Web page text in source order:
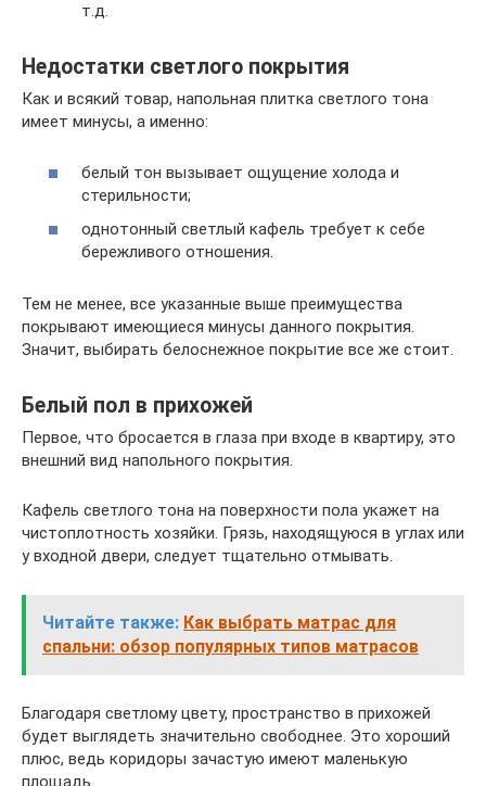
т.д.
Недостатки светлого покрытия
Как и всякий товар, напольная плитка светлого тона
имеет минусы, а именно:
белый тон вызывает ощущение холода и
стерильности;
однотонный светлый кафель требует к себе
бережливого отношения.
Тем не менее, все указанные выше преимущества
покрывают имеющиеся минусы данного покрытия.
Значит, выбирать белоснежное покрытие все же стоит.
Белый пол в прихожей
Первое, что бросается в глаза при входе в квартиру, это
внешний вид напольного покрытия.
Кафель светлого тона на поверхности пола укажет на
чистоплотность хозяйки. Грязь, находящуюся в углах или
у входной двери, следует тщательно отмывать.
Читайте также: Как выбрать матрас для
спальни: обзор популярных типов матрасов
Благодаря светлому цвету, пространство в прихожей
будет выглядеть значительно свободнее. Это хороший
плюс, ведь коридоры зачастую имеют маленькую
площадь.